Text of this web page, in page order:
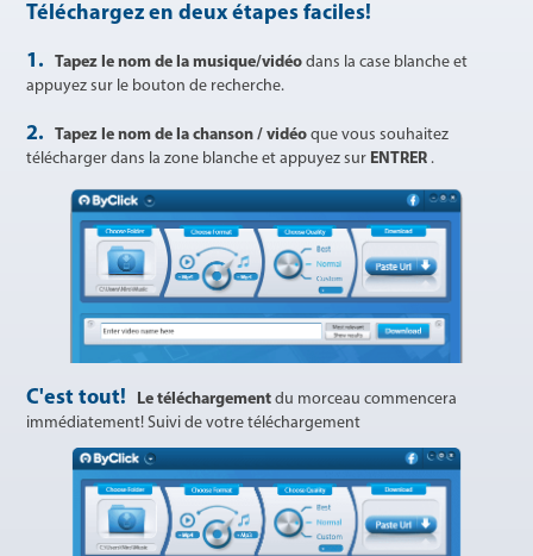
Téléchargez en deux étapes faciles!
1. Tapez le nom de la musique/vidéodans la case blanche et
appuyez sur le bouton de recherche.
2. Tapez le nom de la chanson / vidéoque vous souhaitez
télécharger dans la zone blanche et appuyez sur ENTRER.
C'est tout! Le téléchargementdu morceau commencera
immédiatement! Suivi de votre téléchargement